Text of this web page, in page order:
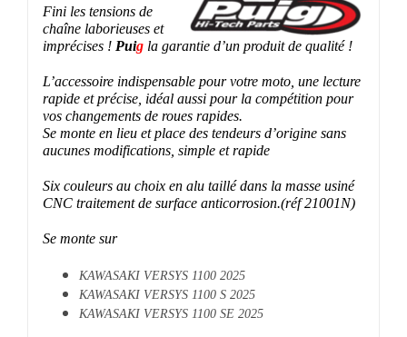
Fini les tensions de
chaîne laborieuses et
imprécises ! Puigla garantie d’un produit de qualité !
L’accessoire indispensable pour votre moto, une lecture
rapide et précise, idéal aussi pour la compétition pour
vos changements de roues rapides.
Se monte en lieu et place des tendeurs d’origine sans
aucunes modifications, simple et rapide
Six couleurs au choix en alu taillé dans la masse usiné
CNC traitement de surface anticorrosion.(réf 21001N)
Se monte sur
KAWASAKI VERSYS 1100 2025
KAWASAKI VERSYS 1100 S 2025
KAWASAKI VERSYS 1100 SE 2025